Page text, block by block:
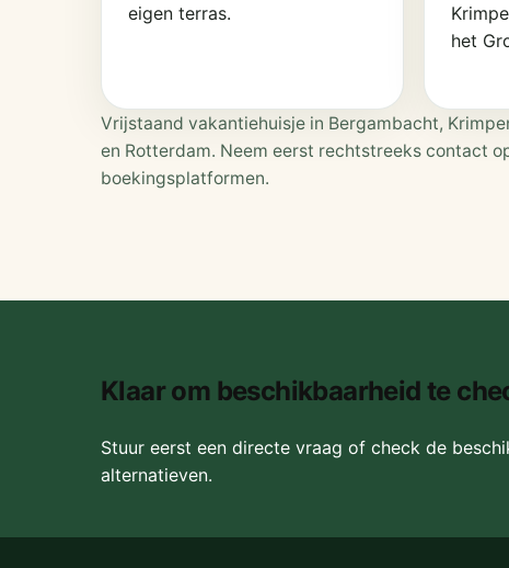
eigen terras.
het
Vrijstaand vakantiehuisje in Bergambacht,
en Rotterdam. Neem eerst rechtstreeks contact
boekingsplatformen.
Klaar om beschikbaarheid te
Stuur eerst een directe vraag of check de
alternatieven.